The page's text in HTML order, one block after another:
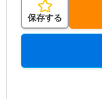
保存する